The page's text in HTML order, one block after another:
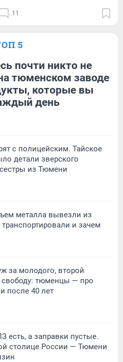
11
5
почти никто не
тюменском заводе
которые вы
день
с полицейским. Тайское
детали зверского
из Тюмени
металла вывезли из
и зачем
за молодого, второй
свободу: тюменцы — про
после 40 лет
есть, а заправки пустые.
столице России — Тюмени